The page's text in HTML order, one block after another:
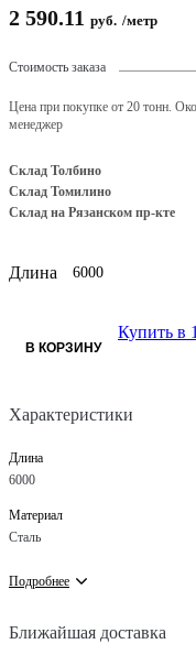
2 590.11 руб. /метр
Стоимость заказа
Цена при покупке от 20 тонн.
менеджер
Склад Толбино
Склад Томилино
Склад на Рязанском пр-кте
Длина
В КОРЗИНУ
Купить в
Характеристики
Длина
6000
Материал
Сталь
Подробнее
Ближайшая доставка